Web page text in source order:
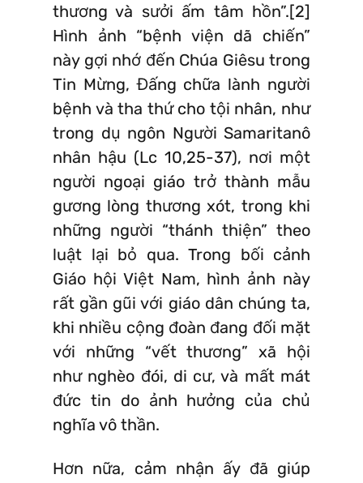
thương và sưởi ấm tâm hồn”.[2]
Hình ảnh “bệnh viện dã chiến”
này gợi nhớ đến Chúa Giêsu trong
Tin Mừng, Đấng chữa lành người
bệnh và tha thứ cho tội nhân, như
trong dụ ngôn Người Samaritanô
nhân hậu (Lc 10,25-37), nơi một
người ngoại giáo trở thành mẫu
gương lòng thương xót, trong khi
những người “thánh thiện” theo
luật lại bỏ qua. Trong bối cảnh
Giáo hội Việt Nam, hình ảnh này
rất gần gũi với giáo dân chúng ta,
khi nhiều cộng đoàn đang đối mặt
với những “vết thương” xã hội
như nghèo đói, di cư, và mất mát
đức tin do ảnh hưởng của chủ
nghĩa vô thần.
Hơn nữa, cảm nhận ấy đã giúp